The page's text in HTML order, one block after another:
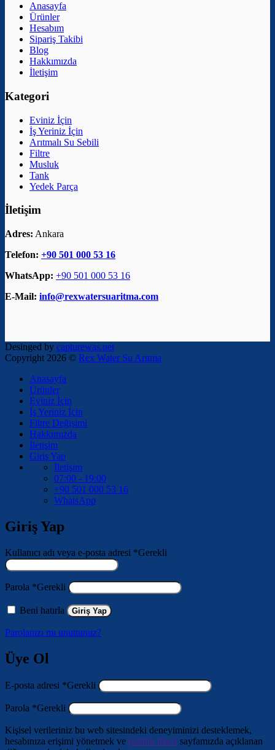
Anasayfa
Ürünler
Hesabım
Sipariş Takibi
Blog
Hakkımızda
İletişim
Kategori
Eviniz İçin
İş Yeriniz İçin
Arıtmalı Su Sebili
Filtre
Musluk
Tank
Yedek Parça
İletişim
Adres: Ankara
Telefon: +90 501 000 53 16
WhatsApp: +90 501 000 53 16
E-Mail: info@rexwatersuaritma.com
Desinged by capturewas.net
Copyright 2026 © Rex Water Su Arıtma
Anasayfa
Ürünler
Eviniz İçin
İş Yeriniz İçin
Filtre Değişimi
Hakkımızda
İletişim
Giriş Yap
İletişim
07:00 - 19:00
+90 501 000 53 16
WhatsApp
Giriş Yap
Kullanıcı adı veya e-posta adresi *Gerekli
Parola *Gerekli
Beni hatırla Giriş Yap
Parolanızı mı unuttunuz?
Üye Ol
E-posta adresi *Gerekli
Parola *Gerekli
Kişisel verileriniz bu web sitesindeki deneyiminizi desteklemek,
hesabınıza erişimi yönetmek ve gizlilik ilkesi sayfamızda açıklanan